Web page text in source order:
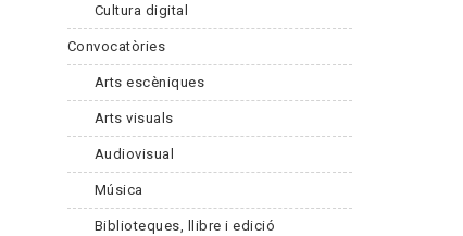
Cultura digital
Convocatòries
Arts escèniques
Arts visuals
Audiovisual
Música
Biblioteques, llibre i edició